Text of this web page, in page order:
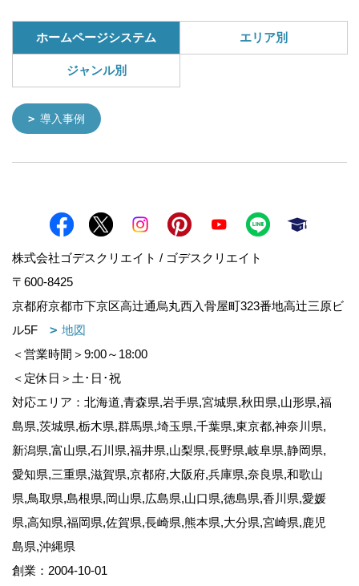
ホームページシステム エリア別
ジャンル別
導入事例
株式会社ゴデスクリエイト / ゴデスクリエイト
〒600-8425
京都府京都市下京区高辻通烏丸西入骨屋町323番地高辻三原ビ
ル5F
地図
＜営業時間＞9:00～18:00
＜定休日＞土･日･祝
対応エリア：北海道,青森県,岩手県,宮城県,秋田県,山形県,福
島県,茨城県,栃木県,群馬県,埼玉県,千葉県,東京都,神奈川県,
新潟県,富山県,石川県,福井県,山梨県,長野県,岐阜県,静岡県,
愛知県,三重県,滋賀県,京都府,大阪府,兵庫県,奈良県,和歌山
県,鳥取県,島根県,岡山県,広島県,山口県,徳島県,香川県,愛媛
県,高知県,福岡県,佐賀県,長崎県,熊本県,大分県,宮崎県,鹿児
島県,沖縄県
創業：2004-10-01